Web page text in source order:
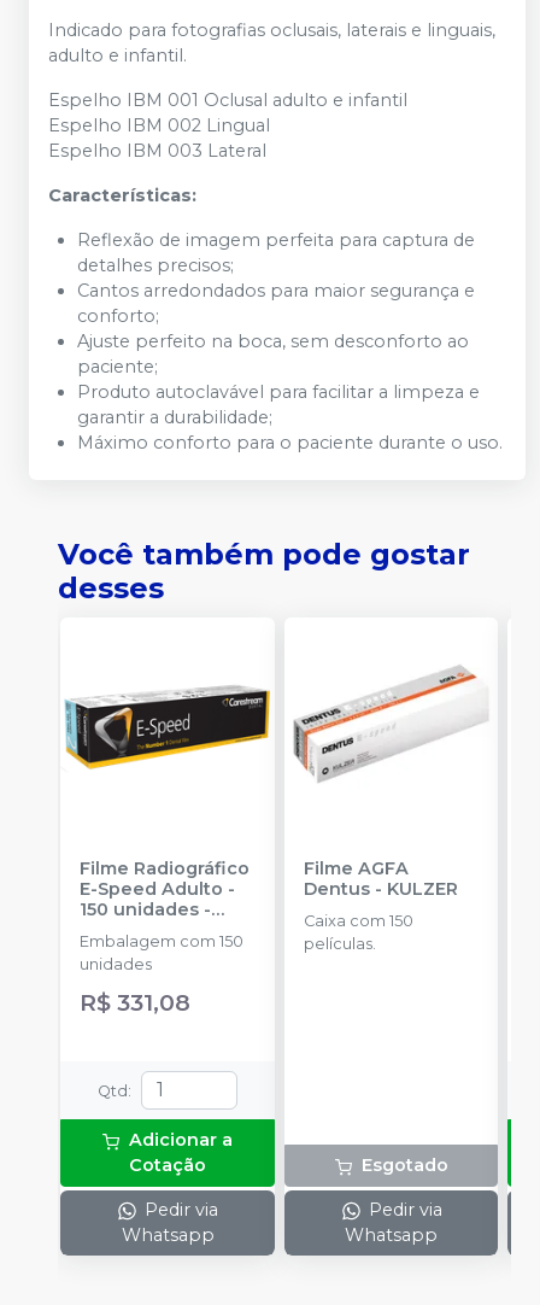
Indicado para fotografias oclusais, laterais e linguais,
adulto e infantil.
Espelho IBM 001 Oclusal adulto e infantil
Espelho IBM 002 Lingual
Espelho IBM 003 Lateral
Características:
Reflexão de imagem perfeita para captura de
detalhes precisos;
Cantos arredondados para maior segurança e
conforto;
Ajuste perfeito na boca, sem desconforto ao
paciente;
Produto autoclavável para facilitar a limpeza e
garantir a durabilidade;
Máximo conforto para o paciente durante o uso.
Você também pode gostar
desses
Filme Radiográfico
E-Speed Adulto -
150 unidades -
CARESTREAM
Embalagem com 150
unidades
R$ 331,08
Qtd :
Adicionar a
Cotação
Pedir via
Whatsapp
Filme AGFA
Dentus- KULZER
Caixa com 150
películas.
Esgotado
Pedir via
Whatsapp